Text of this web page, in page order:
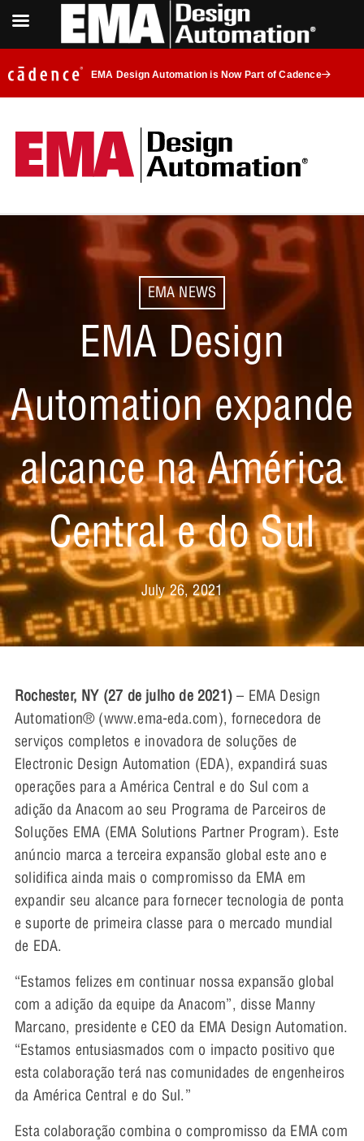
EMA Design Automation is Now Part of Cadence
EMA NEWS
EMA Design
Automation expande
alcance na América
Central e do Sul
July 26, 2021
Rochester, NY (27 de julho de 2021) – EMA Design
Automation® (www.ema-eda.com), fornecedora de
serviços completos e inovadora de soluções de
Electronic Design Automation (EDA), expandirá suas
operações para a América Central e do Sul com a
adição da Anacom ao seu Programa de Parceiros de
Soluções EMA (EMA Solutions Partner Program). Este
anúncio marca a terceira expansão global este ano e
solidifica ainda mais o compromisso da EMA em
expandir seu alcance para fornecer tecnologia de ponta
e suporte de primeira classe para o mercado mundial
de EDA.
“Estamos felizes em continuar nossa expansão global
com a adição da equipe da Anacom”, disse Manny
Marcano, presidente e CEO da EMA Design Automation.
“Estamos entusiasmados com o impacto positivo que
esta colaboração terá nas comunidades de engenheiros
da América Central e do Sul.”
Esta colaboração combina o compromisso da EMA com